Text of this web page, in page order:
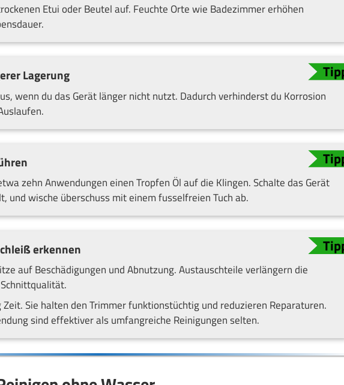
Etui oder Beutel auf. Feuchte Orte wie Badezimmer erhöhen
Lagerung
wenn du das Gerät länger nicht nutzt. Dadurch verhinderst du Korrosion
zehn Anwendungen einen Tropfen Öl auf die Klingen. Schalte das Gerät
und wische überschuss mit einem fusselfreien Tuch ab.
erkennen
auf Beschädigungen und Abnutzung. Austauschteile verlängern die
Sie halten den Trimmer funktionstüchtig und reduzieren Reparaturen.
sind effektiver als umfangreiche Reinigungen selten.